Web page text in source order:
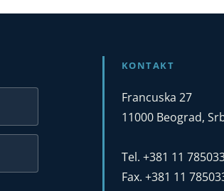
KONTAKT
Francuska 27
11000 Beograd,
Tel. +381 11
Fax. +381 11